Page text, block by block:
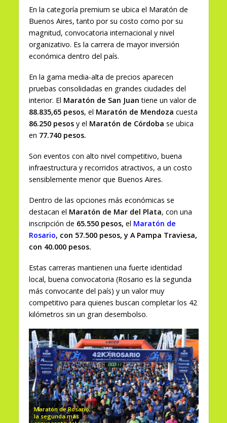
En la categoría premium se ubica el Maratón de
Buenos Aires, tanto por su costo como por su
magnitud, convocatoria internacional y nivel
organizativo. Es la carrera de mayor inversión
económica dentro del país.
En la gama media-alta de precios aparecen
pruebas consolidadas en grandes ciudades del
interior. El Maratón de San Juan tiene un valor de
88.835,65 pesos, el Maratón de Mendoza cuesta
86.250 pesosy el Maratón de Córdoba se ubica
en 77.740 pesos.
Son eventos con alto nivel competitivo, buena
infraestructura y recorridos atractivos, a un costo
sensiblemente menor que Buenos Aires.
Dentro de las opciones más económicas se
destacan el Maratón de Mar del Plata, con una
inscripción de 65.550 pesos, el Maratón de
Rosario, con 57.500 pesos, y A Pampa Traviesa,
con 40.000 pesos.
Estas carreras mantienen una fuerte identidad
local, buena convocatoria (Rosario es la segunda
más convocante del país) y un valor muy
competitivo para quienes buscan completar los 42
kilómetros sin un gran desembolso.
Maratón de Rosario;
la segunda más